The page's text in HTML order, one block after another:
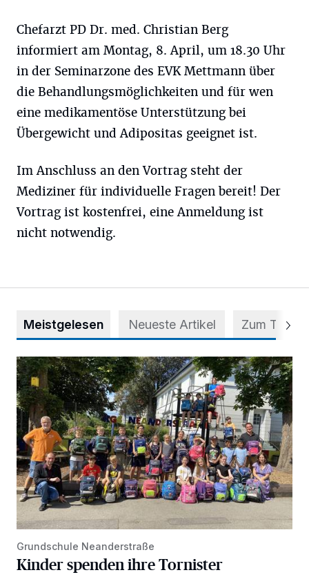
Chefarzt PD Dr. med. Christian Berg
informiert am Montag, 8. April, um 18.30 Uhr
in der Seminarzone des EVK Mettmann über
die Behandlungsmöglichkeiten und für wen
eine medikamentöse Unterstützung bei
Übergewicht und Adipositas geeignet ist.
Im Anschluss an den Vortrag steht der
Mediziner für individuelle Fragen bereit! Der
Vortrag ist kostenfrei, eine Anmeldung ist
nicht notwendig.
Meistgelesen Neueste Artikel Zum Thema
Kinder spenden ihre Tornister
Grundschule Neanderstraße
Kinder spenden ihre Tornister